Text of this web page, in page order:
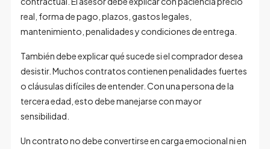
real, forma de pago, plazos, gastos legales,
mantenimiento, penalidades y condiciones de entrega.
También debe explicar qué sucede si el comprador desea
desistir. Muchos contratos contienen penalidades fuertes
o cláusulas difíciles de entender. Con una persona de la
tercera edad, esto debe manejarse con mayor
sensibilidad.
Un contrato no debe convertirse en carga emocional ni en